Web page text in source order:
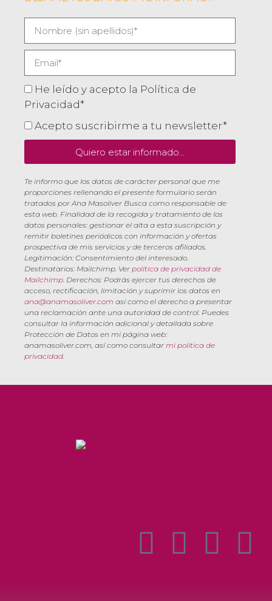
He leído y acepto la Política de
Privacidad*
Acepto suscribirme a tu newsletter*
Quiero estar informado...
Te informo que los datos de carácter personal que me
proporciones rellenando el presente formulario serán
tratados por Ana Masoliver Busca como responsable de
esta web. Finalidad de la recogida y tratamiento de los
datos personales: gestionar el alta a esta suscripción y
remitir boletines periódicos con información y ofertas
prospectiva de mis servicios y de terceros afiliados.
Legitimación: Consentimiento del interesado.
Destinatarios: Mailchimp. Ver política de privacidad de
Mailchimp. Derechos: Podrás ejercer tus derechos de
acceso, rectificación, limitación y suprimir los datos en
ana@anamasoliver.com así como el derecho a presentar
una reclamación ante una autoridad de control. Puedes
consultar la información adicional y detallada sobre
Protección de Datos en mi página web:
anamasoliver.com, así como consultar mi política de
privacidad.